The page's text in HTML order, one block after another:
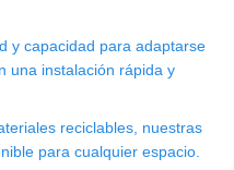
y capacidad para adaptarse
una instalación rápida y
reciclables, nuestras
para cualquier espacio.